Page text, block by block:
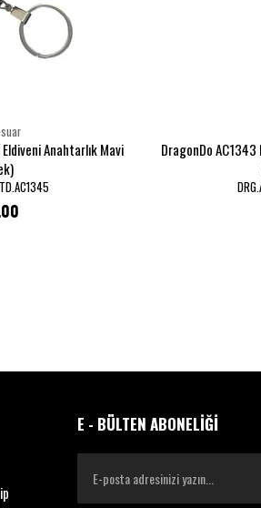
Anahtarlık Mavi
DragonDo AC1343
E - BÜLTEN ABONELİĞİ